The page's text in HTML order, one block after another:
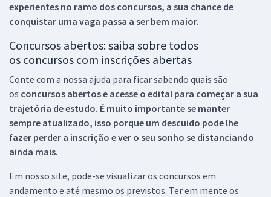
experientes no ramo dos concursos, a sua chance de
conquistar uma vaga passa a ser bem maior.
Concursos abertos: saiba sobre todos
os concursos com inscrições abertas
Conte com a nossa ajuda para ficar sabendo quais são
os concursos abertos e acesse o edital para começar a sua
trajetória de estudo. É muito importante se manter
sempre atualizado, isso porque um descuido pode lhe
fazer perder a inscrição e ver o seu sonho se distanciando
ainda mais.
Em nosso site, pode-se visualizar os concursos em
andamento e até mesmo os previstos. Ter em mente os